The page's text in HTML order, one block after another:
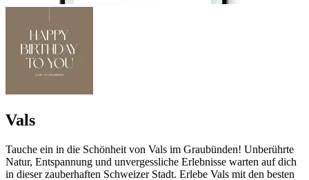
Vals
Tauche ein in die Schönheit von Vals im Graubünden! Unberührte
Natur, Entspannung und unvergessliche Erlebnisse warten auf dich
in dieser zauberhaften Schweizer Stadt. Erlebe Vals mit den besten